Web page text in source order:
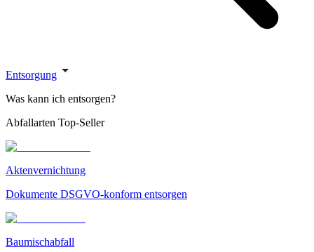
Entsorgung
Was kann ich entsorgen?
Abfallarten Top-Seller
Aktenvernichtung
Dokumente DSGVO-konform entsorgen
Baumischabfall